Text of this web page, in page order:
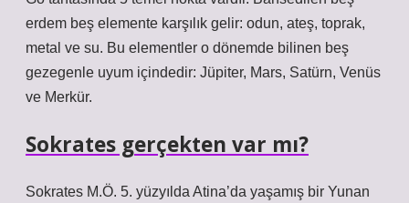
erdem beş elemente karşılık gelir: odun, ateş, toprak,
metal ve su. Bu elementler o dönemde bilinen beş
gezegenle uyum içindedir: Jüpiter, Mars, Satürn, Venüs
ve Merkür.
Sokrates gerçekten var mı?
Sokrates M.Ö. 5. yüzyılda Atina’da yaşamış bir Yunan